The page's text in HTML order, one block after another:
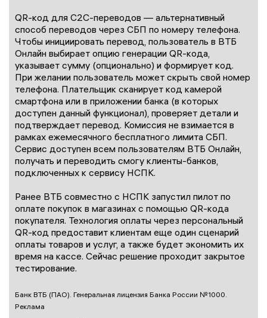
QR-код для C2C-переводов — альтернативный
способ переводов через СБП по номеру телефона.
Чтобы инициировать перевод, пользователь в ВТБ
Онлайн выбирает опцию генерации QR-кода,
указывает сумму (опционально) и формирует код.
При желании пользователь может скрыть свой номер
телефона. Плательщик сканирует код камерой
смартфона или в приложении банка (в которых
доступен данный функционал), проверяет детали и
подтверждает перевод. Комиссия не взимается в
рамках ежемесячного бесплатного лимита СБП.
Сервис доступен всем пользователям ВТБ Онлайн,
получать и переводить смогу клиенты-банков,
подключенных к сервису НСПК.
Ранее ВТБ совместно с НСПК запустил пилот по
оплате покупок в магазинах с помощью QR-кода
покупателя. Технология оплаты через персональный
QR-код предоставит клиентам еще один сценарий
оплаты товаров и услуг, а также будет экономить их
время на кассе. Сейчас решение проходит закрытое
тестирование.
Банк ВТБ (ПАО). Генеральная лицензия Банка России №1000.
Реклама